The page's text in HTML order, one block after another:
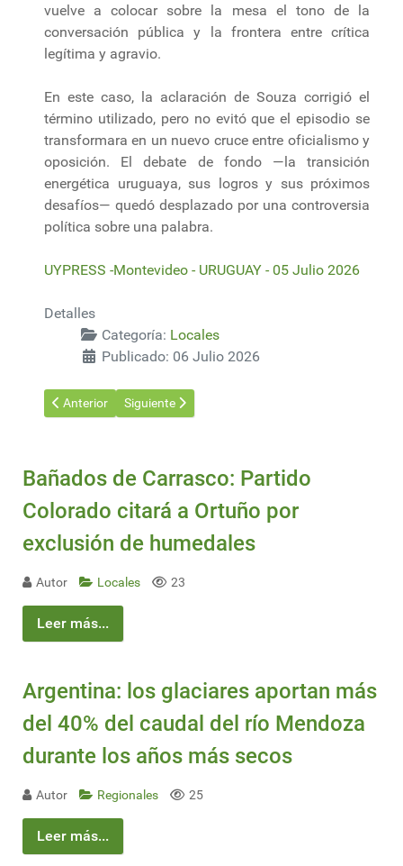
vuelve a colocar sobre la mesa el tono de la
conversación pública y la frontera entre crítica
legítima y agravio.
En este caso, la aclaración de Souza corrigió el
término utilizado, pero no evitó que el episodio se
transformara en un nuevo cruce entre oficialismo y
oposición. El debate de fondo —la transición
energética uruguaya, sus logros y sus próximos
desafíos— quedó desplazado por una controversia
política sobre una palabra.
UYPRESS -Montevideo - URUGUAY - 05 Julio 2026
Detalles
Categoría: Locales
Publicado: 06 Julio 2026
Artículo anterior: Paro indefinido en TCP: el sindicato exige $
Anterior Artículo siguiente: Young apuesta a una
Siguiente
Bañados de Carrasco: Partido
Colorado citará a Ortuño por
exclusión de humedales
Autor Locales 23
Leer más...
Argentina: los glaciares aportan más
del 40% del caudal del río Mendoza
durante los años más secos
Autor Regionales 25
Leer más...